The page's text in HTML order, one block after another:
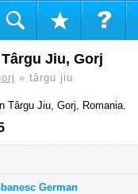
Jiu, Gorj
» târgu jiu
Târgu Jiu, Gorj, Romania.
German